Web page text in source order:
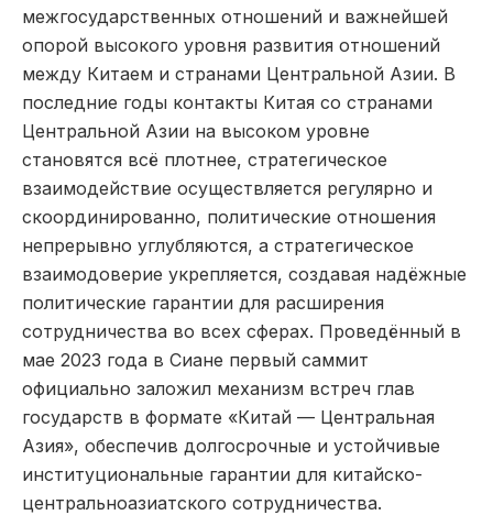
межгосударственных отношений и важнейшей
опорой высокого уровня развития отношений
между Китаем и странами Центральной Азии. В
последние годы контакты Китая со странами
Центральной Азии на высоком уровне
становятся всё плотнее, стратегическое
взаимодействие осуществляется регулярно и
скоординированно, политические отношения
непрерывно углубляются, а стратегическое
взаимодоверие укрепляется, создавая надёжные
политические гарантии для расширения
сотрудничества во всех сферах. Проведённый в
мае 2023 года в Сиане первый саммит
официально заложил механизм встреч глав
государств в формате «Китай — Центральная
Азия», обеспечив долгосрочные и устойчивые
институциональные гарантии для китайско-
центральноазиатского сотрудничества.